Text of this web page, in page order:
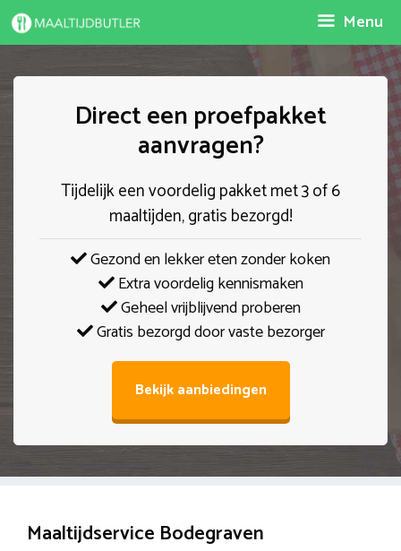
Spring
naar
Menu
Direct een proefpakket
aanvragen?
Tijdelijk een voordelig pakket met 3 of 6
maaltijden, gratis bezorgd!
Gezond en lekker eten zonder koken
Extra voordelig kennismaken
Geheel vrijblijvend proberen
Gratis bezorgd door vaste bezorger
Bekijk aanbiedingen
Maaltijdservice Bodegraven